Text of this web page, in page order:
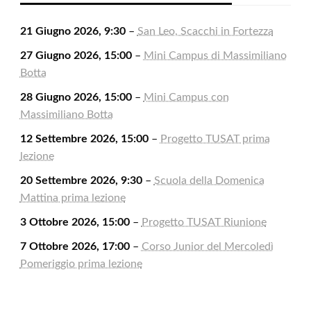
21 Giugno 2026, 9:30– San Leo, Scacchi in Fortezza
27 Giugno 2026, 15:00– Mini Campus di Massimiliano
Botta
28 Giugno 2026, 15:00– Mini Campus con
Massimiliano Botta
12 Settembre 2026, 15:00– Progetto TUSAT prima
lezione
20 Settembre 2026, 9:30– Scuola della Domenica
Mattina prima lezione
3 Ottobre 2026, 15:00– Progetto TUSAT Riunione
7 Ottobre 2026, 17:00– Corso Junior del Mercoledì
Pomeriggio prima lezione